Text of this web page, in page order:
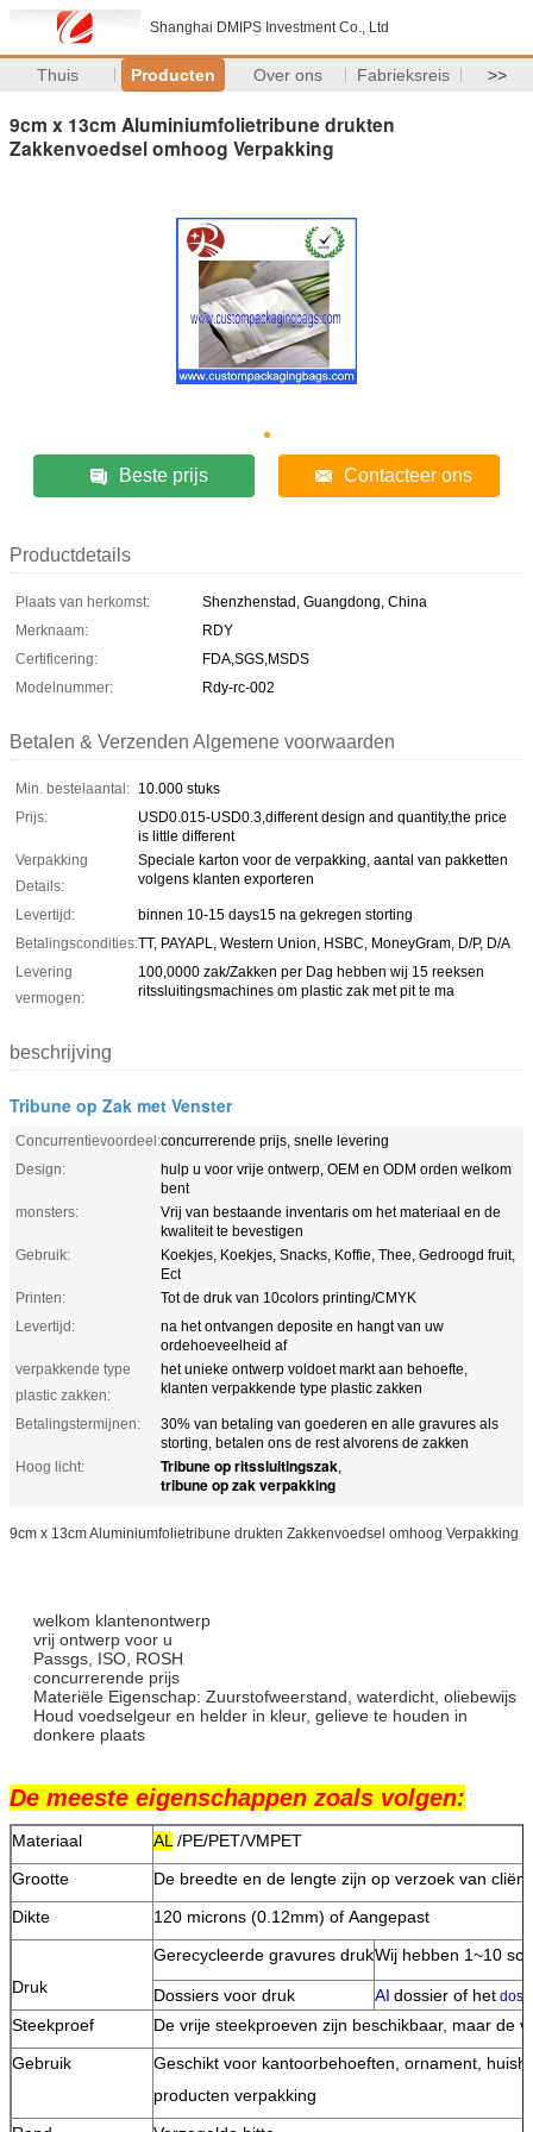
Shanghai DMIPS Investment Co., Ltd
Thuis Producten Over ons Fabrieksreis >>
9cm x 13cm Aluminiumfolietribune drukten
Zakkenvoedsel omhoog Verpakking
Beste prijs Contacteer ons
Productdetails
Plaats van herkomst:
Shenzhenstad, Guangdong, China
Merknaam:
RDY
Certificering:
FDA,SGS,MSDS
Modelnummer:
Rdy-rc-002
Betalen & Verzenden Algemene voorwaarden
Min. bestelaantal: 10.000 stuks
Prijs:
USD0.015-USD0.3,different design and quantity,the price
is little different
Verpakking
Details:
Speciale karton voor de verpakking, aantal van pakketten
volgens klanten exporteren
Levertijd:
binnen 10-15 days15 na gekregen storting
Betalingscondities:TT, PAYAPL, Western Union, HSBC, MoneyGram, D/P, D/A
Levering
vermogen:
100,0000 zak/Zakken per Dag hebben wij 15 reeksen
ritssluitingsmachines om plastic zak met pit te ma
beschrijving
Tribune op Zak met Venster
Concurrentievoordeel:concurrerende prijs, snelle levering
Design:
hulp u voor vrije ontwerp, OEM en ODM orden welkom
bent
monsters:
Vrij van bestaande inventaris om het materiaal en de
kwaliteit te bevestigen
Gebruik:
Koekjes, Koekjes, Snacks, Koffie, Thee, Gedroogd fruit,
Ect
Printen:
Tot de druk van 10colors printing/CMYK
Levertijd:
na het ontvangen deposite en hangt van uw
ordehoeveelheid af
verpakkende type
plastic zakken:
het unieke ontwerp voldoet markt aan behoefte,
klanten verpakkende type plastic zakken
Betalingstermijnen:
30% van betaling van goederen en alle gravures als
storting, betalen ons de rest alvorens de zakken
Hoog licht:
Tribune op ritssluitingszak,
tribune op zak verpakking
9cm x 13cm Aluminiumfolietribune drukten Zakkenvoedsel omhoog Verpakking
welkom klantenontwerp
vrij ontwerp voor u
Passgs, ISO, ROSH
concurrerende prijs
Materiële Eigenschap: Zuurstofweerstand, waterdicht, oliebewijs
Houd voedselgeur en helder in kleur, gelieve te houden in
donkere plaats
De meeste eigenschappen zoals volgen:
Materiaal AL /PE/PET/VMPET
Grootte
De breedte en de lengte zijn op verzoek van
Dikte
120 microns (0.12mm) of Aangepast
Druk
Gerecycleerde gravures drukWij hebben 1~10
Dossiers voor druk AI dossier of het
Steekproef
De vrije steekproeven zijn beschikbaar, maar de
Gebruik
Geschikt voor kantoorbehoeften, ornament,
producten verpakking